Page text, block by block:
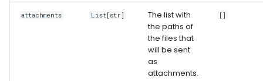
attachments List[str]
The list with
the paths of
the files that
will be sent
as
attachments.
[]